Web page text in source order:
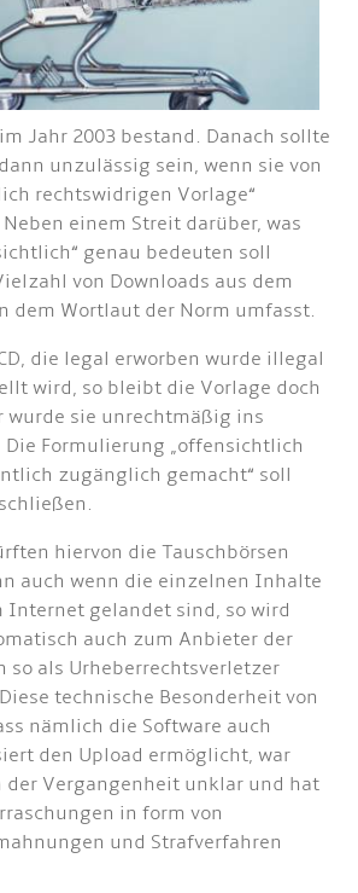
Jahr 2003 bestand. Danach sollte
unzulässig sein, wenn sie von
rechtswidrigen Vorlage“
einem Streit darüber, was
genau bedeuten soll
von Downloads aus dem
dem Wortlaut der Norm umfasst.
die legal erworben wurde illegal
wird, so bleibt die Vorlage doch
wurde sie unrechtmäßig ins
Formulierung „offensichtlich
zugänglich gemacht“ soll
hiervon die Tauschbörsen
auch wenn die einzelnen Inhalte
gelandet sind, so wird
auch zum Anbieter der
so als Urheberrechtsverletzer
technische Besonderheit von
nämlich die Software auch
den Upload ermöglicht, war
Vergangenheit unklar und hat
in form von
und Strafverfahren